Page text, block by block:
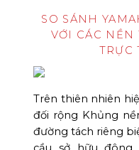
SO SÁNH
VỚI CÁC NỀN
TRỰC
Trên thiên nhiên
đối rộng Khủng
đường tách riêng